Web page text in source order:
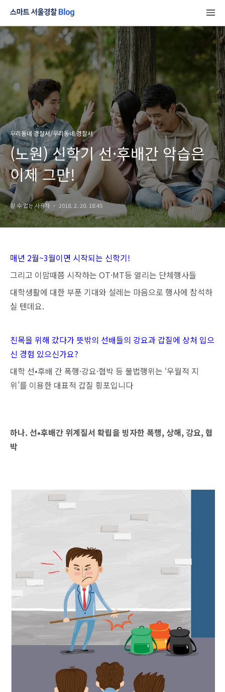
우리동네 경찰서/우리동네 경찰서
(노원) 신학기 선·후배간 악습은
이제 그만!
알 수 없는 사용자 2018. 2. 20. 18:45
매년 2월~3월이면 시작되는 신학기!
그리고 이맘때쯤 시작하는 OT·MT등 열리는 단체행사들
대학생활에 대한 부푼 기대와 설레는 마음으로 행사에 참석하
실 텐데요.
친목을 위해 갔다가 뜻밖의 선배들의 강요과 갑질에 상처 입으
신 경험 있으신가요?
대학 선•후배 간 폭행·강요·협박 등 불법행위는 ‘우월적 지
위’를 이용한 대표적 갑질 횡포입니다
하나. 선•후배간 위계질서 확립을 빙자한 폭행, 상해, 강요, 협
박